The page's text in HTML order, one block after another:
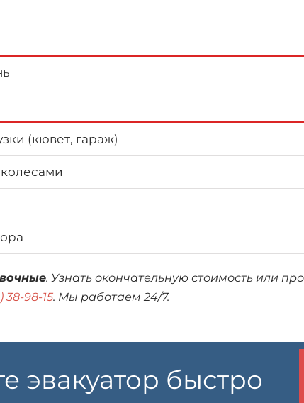
(кювет, гараж)
колесами
. Узнать окончательную стоимость или
38-98-15. Мы работаем 24/7.
эвакуатор быстро